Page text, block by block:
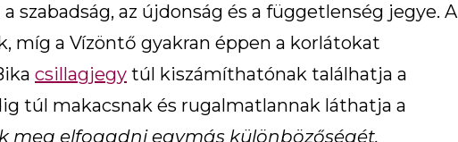
szabadság, az újdonság és a függetlenség jegye. A
míg a Vízöntő gyakran éppen a korlátokat
csillagjegy túl kiszámíthatónak találhatja a
túl makacsnak és rugalmatlannak láthatja a
meg elfogadni egymás különbözőségét,